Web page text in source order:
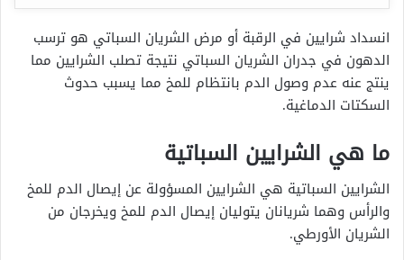
انسداد شرايين في الرقبة أو مرض الشريان السباتي هو ترسب
الدهون في جدران الشريان السباتي نتيجة تصلب الشرايين مما
ينتج عنه عدم وصول الدم بانتظام للمخ مما يسبب حدوث
السكتات الدماغية.
ما هي الشرايين السباتية
الشرايين السباتية هي الشرايين المسؤولة عن إيصال الدم للمخ
والرأس وهما شريانان يتوليان إيصال الدم للمخ ويخرجان من
الشريان الأورطي.